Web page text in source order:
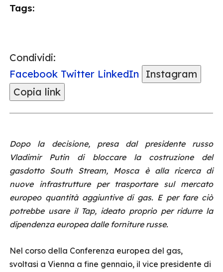
Tags:
Condividi:
Facebook Twitter LinkedIn
Instagram
Copia link
Dopo la decisione, presa dal presidente russo
Vladimir Putin di bloccare la costruzione del
gasdotto South Stream, Mosca è alla ricerca di
nuove infrastrutture per trasportare sul mercato
europeo quantità aggiuntive di gas. E per fare ciò
potrebbe usare il Tap, ideato proprio per ridurre la
dipendenza europea dalle forniture russe.
Nel corso della Conferenza europea del gas,
svoltasi a Vienna a fine gennaio, il vice presidente di